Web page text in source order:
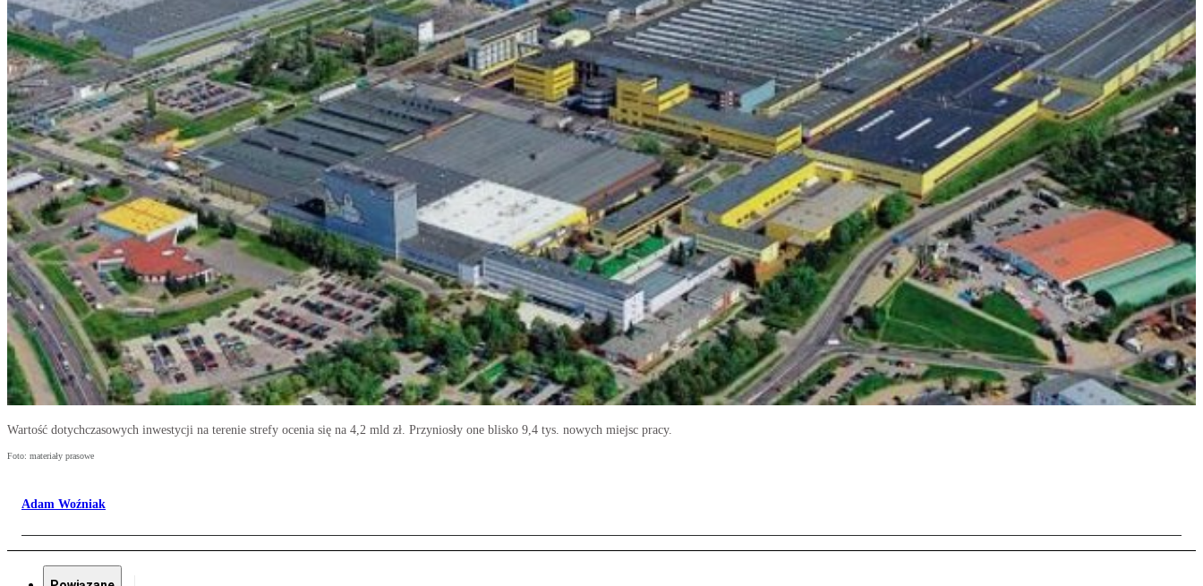
Wartość dotychczasowych inwestycji na terenie strefy ocenia się na 4,2 mld zł. Przyniosły one blisko 9,4 tys. nowych miejsc pracy.
Foto: materiały prasowe
Adam Woźniak